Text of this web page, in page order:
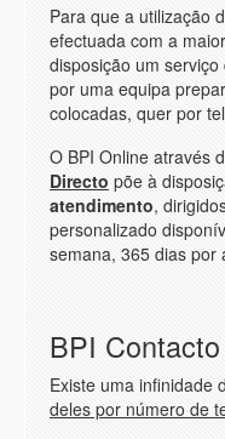
Para que a utilização
efectuada com a
disposição um
por uma equipa
colocadas, quer por
O BPI Online através
Directo põe à
atendimento,
personalizado
semana, 365 dias por
BPI
Existe uma infinidade
deles por número de